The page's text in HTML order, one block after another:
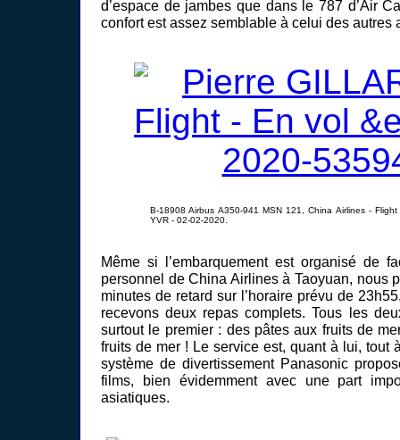
d’espace de jambes que dans le 787 d’Air
confort est assez semblable à celui des autres
B-18908 Airbus A350-941 MSN 121, China Airlines -
YVR - 02-02-2020.
Même si l’embarquement est organisé de
personnel de China Airlines à Taoyuan, nous
minutes de retard sur l’horaire prévu de
recevons deux repas complets. Tous les
surtout le premier : des pâtes aux fruits de
fruits de mer ! Le service est, quant à lui, tout
système de divertissement Panasonic
films, bien évidemment avec une part
asiatiques.